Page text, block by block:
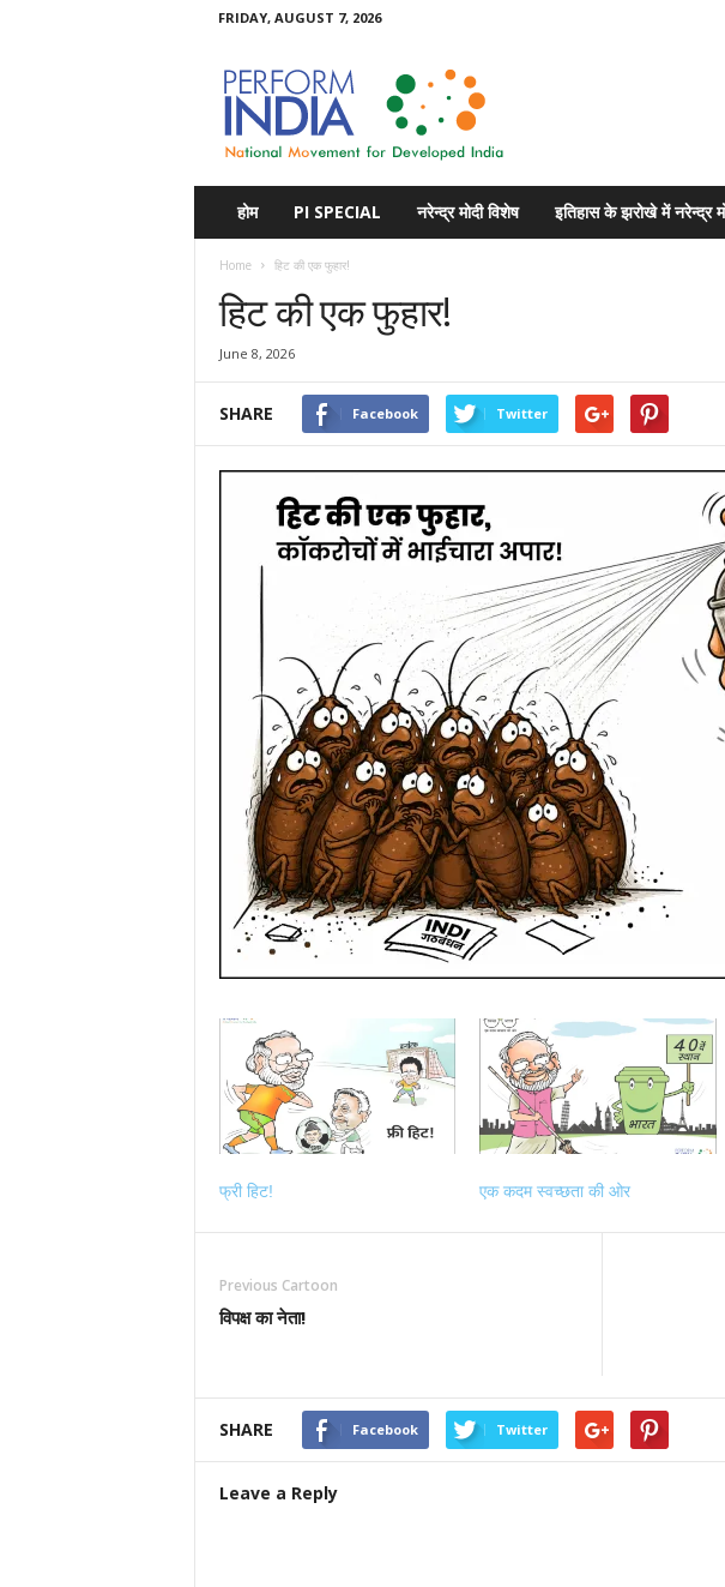
FRIDAY, AUGUST 7, 2026
होम PI SPECIAL नरेन्द्र मोदी विशेष इतिहास के झरोखे में नरेन्द्र
Home हिट की एक फुहार!
हिट की एक फुहार!
June 8, 2026
SHARE Facebook Twitter
फ्री हिट! एक कदम स्वच्छता की ओर
Previous Cartoon
विपक्ष का नेता!
SHARE Facebook Twitter
Leave a Reply